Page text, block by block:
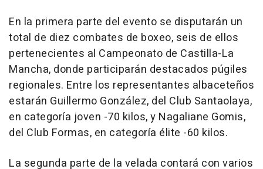
En la primera parte del evento se disputarán un
total de diez combates de boxeo, seis de ellos
pertenecientes al Campeonato de Castilla-La
Mancha, donde participarán destacados púgiles
regionales. Entre los representantes albaceteños
estarán Guillermo González, del Club Santaolaya,
en categoría joven -70 kilos, y Nagaliane Gomis,
del Club Formas, en categoría élite -60 kilos.
La segunda parte de la velada contará con varios